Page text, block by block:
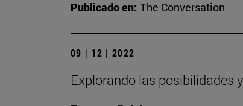
Publicado en: The Conversation
09 | 12 | 2022
Explorando las posibilidades